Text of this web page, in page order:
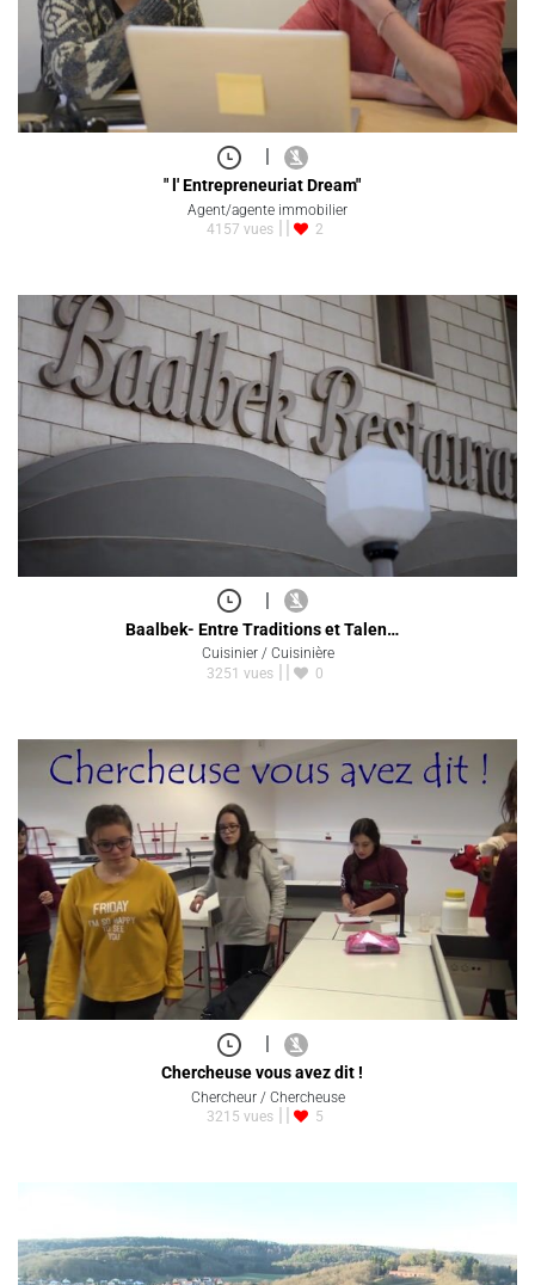
|
" l' Entrepreneuriat Dream"
Agent/agente immobilier
4157 vues
2
|
Baalbek- Entre Traditions et Talen…
Cuisinier / Cuisinière
3251 vues
0
|
Chercheuse vous avez dit !
Chercheur / Chercheuse
3215 vues
5